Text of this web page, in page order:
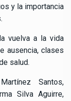
y la importancia
vuelva a la vida
ausencia, clases
salud.
Santos,
Silva Aguirre,